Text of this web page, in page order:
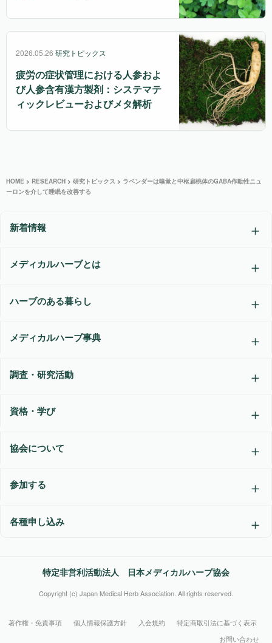
2026.05.26 研究トピックス
疲労の症状管理における人参およ
び人参含有漢方製剤：システマテ
ィックレビューおよびメタ解析
HOME > RESEARCH > 研究トピックス > ラベンダーは嗅覚と中枢扁桃体のGABA作動性ニュ
ーロンを介して睡眠を改善する
新着情報
メディカルハーブとは
ハーブのある暮らし
メディカルハーブ事典
調査・研究活動
資格・学び
協会について
参加する
各種申し込み
特定非営利活動法人 日本メディカルハーブ協会
Copyright (c) Japan Medical Herb Association. All rights reserved.
著作権・免責事項 個人情報保護方針 入会規約
特定商取引法に基づく表示
お問い合わせ